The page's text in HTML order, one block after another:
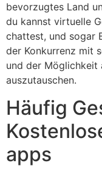
bevorzugtes Land
du kannst virtuelle
chattest, und sogar
der Konkurrenz mit
und der Möglichkeit
auszutauschen.
Häufig
apps